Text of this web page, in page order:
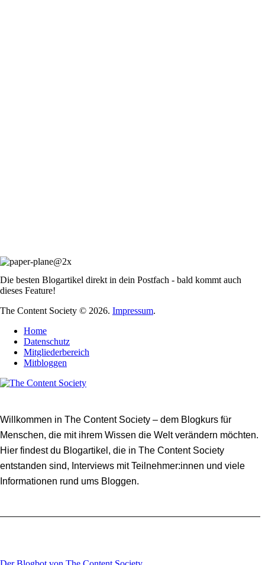
Die besten Blogartikel direkt in dein Postfach - bald kommt auch
dieses Feature!
The Content Society © 2026. Impressum.
Home
Datenschutz
Mitgliederbereich
Mitbloggen
Willkommen in The Content Society – dem Blogkurs für
Menschen, die mit ihrem Wissen die Welt verändern möchten.
Hier findest du Blogartikel, die in The Content Society
entstanden sind, Interviews mit Teilnehmer:innen und viele
Informationen rund ums Bloggen.